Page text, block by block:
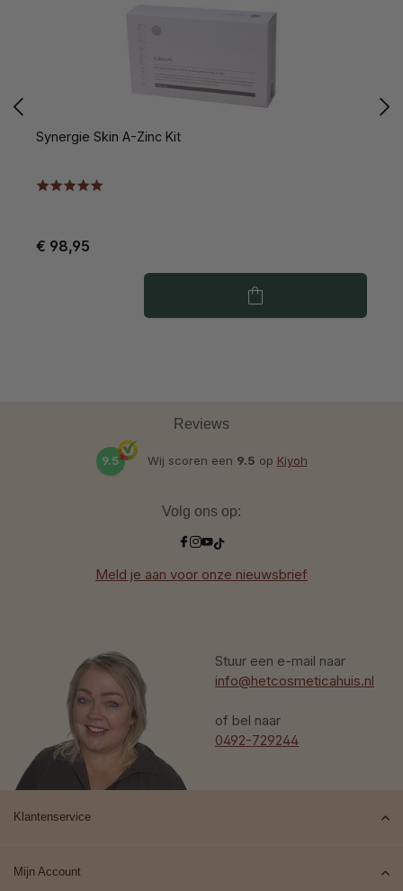
Synergie Skin A-Zinc Kit
€ 98,95
Stuur een e-mail naar
info@hetcosmeticahuis.nl
of bel naar
0492-729244
Reviews
9.5 Wij scoren een 9.5 op Kiyoh
Volg ons op:
Meld je aan voor onze nieuwsbrief
Klantenservice
Mijn Account